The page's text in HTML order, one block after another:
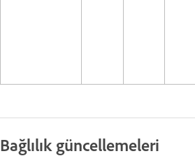
Bağlılık güncellemeleri